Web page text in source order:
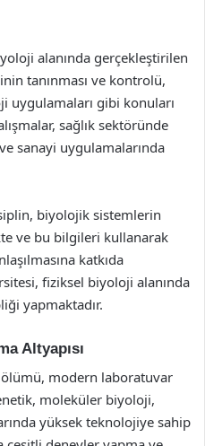
alanında gerçekleştirilen
tanınması ve kontrolü,
uygulamaları gibi konuları
sağlık sektöründe
sanayi uygulamalarında
biyolojik sistemlerin
ve bu bilgileri kullanarak
katkıda
fiziksel biyoloji alanında
yapmaktadır.
Altyapısı
modern laboratuvar
moleküler biyoloji,
yüksek teknolojiye sahip